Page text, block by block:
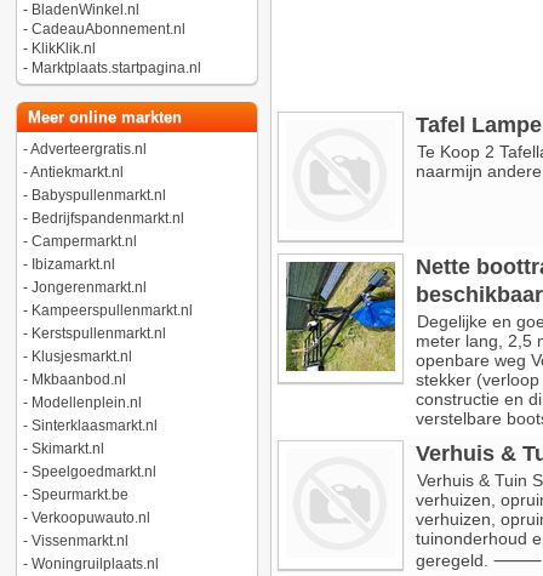
- BladenWinkel.nl
- CadeauAbonnement.nl
- KlikKlik.nl
- Marktplaats.startpagina.nl
Meer online markten
-Adverteergratis.nl
-Antiekmarkt.nl
- Babyspullenmarkt.nl
- Bedrijfspandenmarkt.nl
- Campermarkt.nl
- Ibizamarkt.nl
- Jongerenmarkt.nl
- Kampeerspullenmarkt.nl
- Kerstspullenmarkt.nl
- Klusjesmarkt.nl
- Mkbaanbod.nl
- Modellenplein.nl
- Sinterklaasmarkt.nl
- Skimarkt.nl
- Speelgoedmarkt.nl
- Speurmarkt.be
- Verkoopuwauto.nl
- Vissenmarkt.nl
- Woningruilplaats.nl
Tafel
Te Koop 2
naarmijn
Nette
beschikbaar
Degelijke en
meter lang, 2,5
openbare weg
stekker
constructie en
verstelbare
Verhuis &
Verhuis & Tuin
verhuizen,
verhuizen,
tuinonderhoud
geregeld. ⸻ 💼